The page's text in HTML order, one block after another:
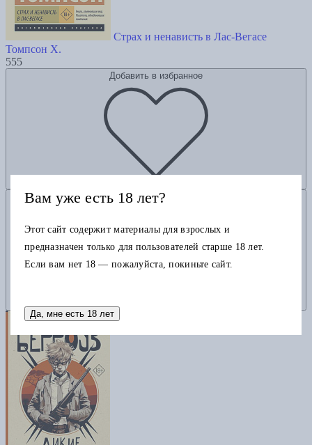
Страх и ненависть в Лас-Вегасе
Томпсон Х.
555
Добавить в избранное
Добавить в корзину
Вам уже есть 18 лет?
Этот сайт содержит материалы для взрослых и
предназначен только для пользователей старше 18 лет.
Если вам нет 18 — пожалуйста, покиньте сайт.
Да, мне есть 18 лет